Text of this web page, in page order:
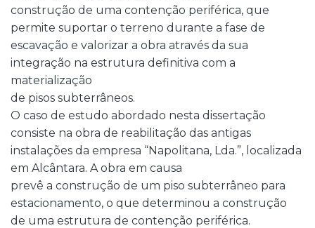
construção de uma contenção periférica, que
permite suportar o terreno durante a fase de
escavação e valorizar a obra através da sua
integração na estrutura definitiva com a
materialização
de pisos subterrâneos.
O caso de estudo abordado nesta dissertação
consiste na obra de reabilitação das antigas
instalações da empresa “Napolitana, Lda.”, localizada
em Alcântara. A obra em causa
prevê a construção de um piso subterrâneo para
estacionamento, o que determinou a construção
de uma estrutura de contenção periférica.